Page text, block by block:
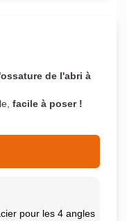
de l'abri à
facile à poser !
pour les 4 angles